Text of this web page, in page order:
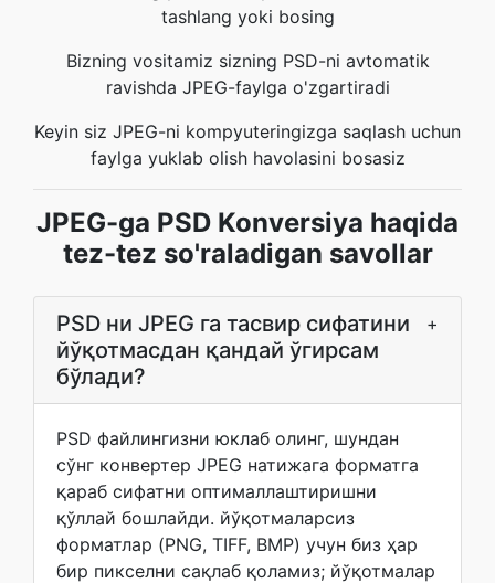
tashlang yoki bosing
Bizning vositamiz sizning PSD-ni avtomatik
ravishda JPEG-faylga o'zgartiradi
Keyin siz JPEG-ni kompyuteringizga saqlash uchun
faylga yuklab olish havolasini bosasiz
JPEG-ga PSD Konversiya haqida
tez-tez so'raladigan savollar
PSD ни JPEG га тасвир сифатини
йўқотмасдан қандай ўгирсам
бўлади?
+
PSD файлингизни юклаб олинг, шундан
сўнг конвертер JPEG натижага форматга
қараб сифатни оптималлаштиришни
қўллай бошлайди. йўқотмаларсиз
форматлар (PNG, TIFF, BMP) учун биз ҳар
бир пикселни сақлаб қоламиз; йўқотмалар